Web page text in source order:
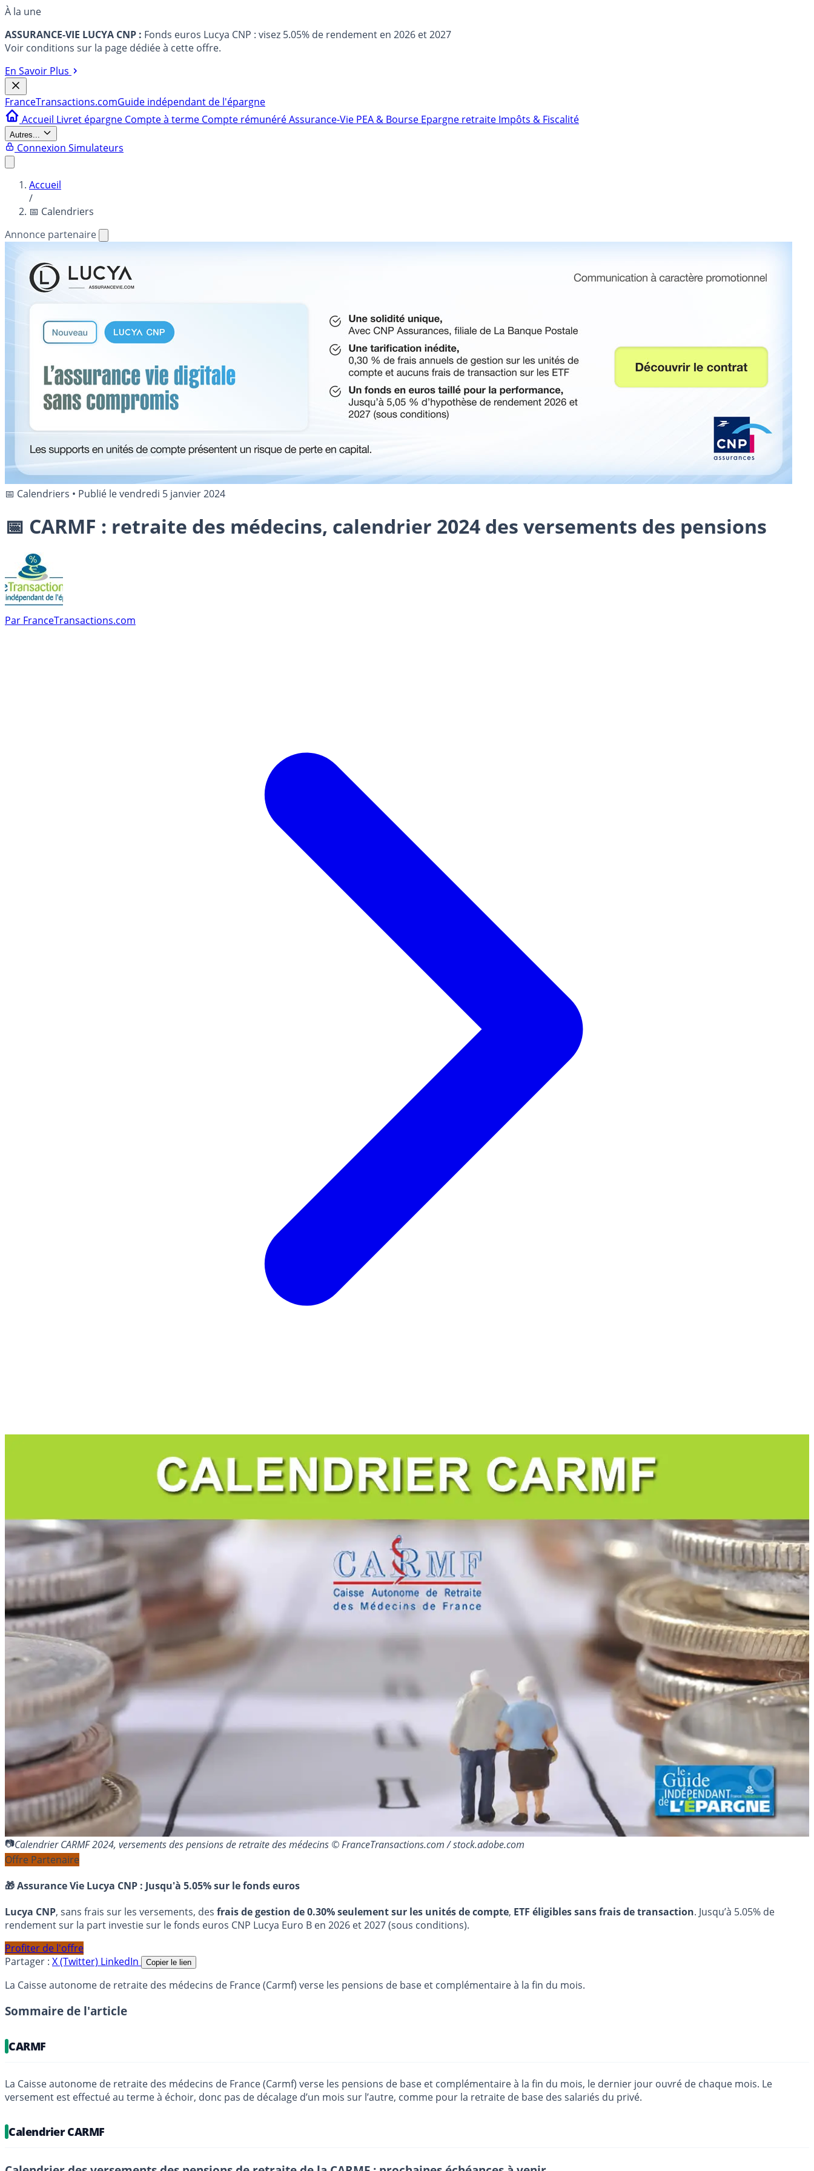
À la une
ASSURANCE-VIE LUCYA CNP : Fonds euros Lucya CNP : visez 5.05% de rendement en 2026 et 2027
Voir conditions sur la page dédiée à cette offre.
En Savoir Plus
FranceTransactions.comGuide indépendant de l'épargne
Accueil Livret épargne Compte à terme Compte rémunéréAssurance-Vie PEA & Bourse Epargne retraite Impôts & Fiscalité
Autres...
Connexion Simulateurs
Accueil
/
📅 Calendriers
Annonce partenaire
📅 Calendriers • Publié levendredi 5 janvier 2024
📅 CARMF : retraite des médecins, calendrier 2024 des versements des pensions
Par FranceTransactions.com
Calendrier CARMF 2024, versements des pensions de retraite des médecins © FranceTransactions.com / stock.adobe.com
Offre Partenaire
🎁 Assurance Vie Lucya CNP : Jusqu'à 5.05% sur le fonds euros
Lucya CNP, sans frais sur les versements, des frais de gestion de 0.30% seulement sur les unités de compte, ETF éligibles sans frais de transaction. Jusqu’à 5.05% de
rendement sur la part investie sur le fonds euros CNP Lucya Euro B en 2026 et 2027 (sous conditions).
Profiter de l'offre
Partager : X (Twitter) LinkedIn Copier le lien
La Caisse autonome de retraite des médecins de France (Carmf) verse les pensions de base et complémentaire à la fin du mois.
Sommaire de l'article
CARMF
La Caisse autonome de retraite des médecins de France (Carmf) verse les pensions de base et complémentaire à la fin du mois, le dernier jour ouvré de chaque mois. Le
versement est effectué au terme à échoir, donc pas de décalage d’un mois sur l’autre, comme pour la retraite de base des salariés du privé.
Calendrier CARMF